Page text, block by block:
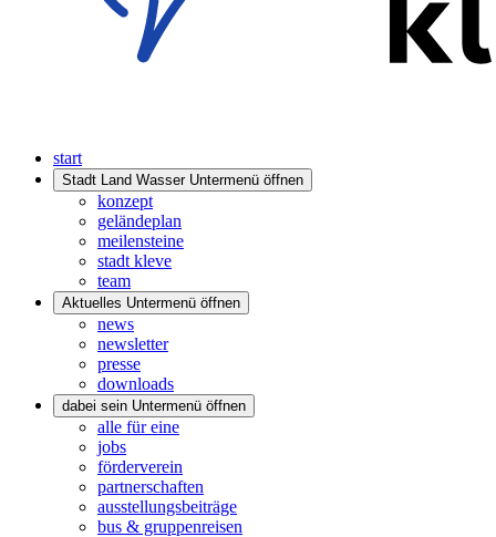
start
Stadt Land Wasser Untermenü öffnen
konzept
geländeplan
meilensteine
stadt kleve
team
Aktuelles Untermenü öffnen
news
newsletter
presse
downloads
dabei sein Untermenü öffnen
alle für eine
jobs
förderverein
partnerschaften
ausstellungsbeiträge
bus & gruppenreisen